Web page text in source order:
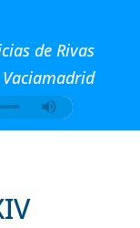
de Rivas
Vaciamadrid